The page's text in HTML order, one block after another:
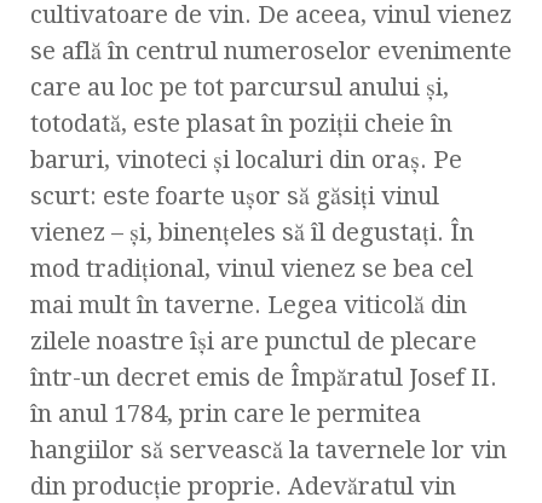
cultivatoare de vin. De aceea, vinul vienez
se află în centrul numeroselor evenimente
care au loc pe tot parcursul anului şi,
totodată, este plasat în poziţii cheie în
baruri, vinoteci şi localuri din oraş. Pe
scurt: este foarte uşor să găsiţi vinul
vienez – şi, binenţeles să îl degustaţi. În
mod tradiţional, vinul vienez se bea cel
mai mult în taverne. Legea viticolă din
zilele noastre îşi are punctul de plecare
într-un decret emis de Împăratul Josef II.
în anul 1784, prin care le permitea
hangiilor să servească la tavernele lor vin
din producţie proprie. Adevăratul vin